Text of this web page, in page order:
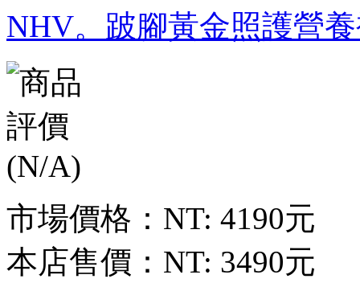
NHV。跛腳黃金照護營
市場價格： NT: 4190元
本店售價： NT: 3490元